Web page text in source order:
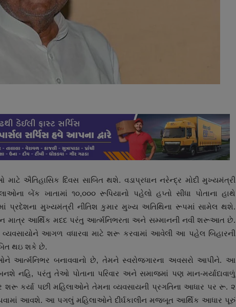
માટે ઐતિહાસિક દિવસ સાબિત થશે. વડાપ્રધાન નરેન્દ્ર મોદી મુખ્યમંત્રી
બેંક ખાતામાં ૧૦,૦૦૦ રૂપિયાનો પહેલો હપ્તો સીધા પોતાના હાથે
પ્રદેશના મુખ્યમંત્રી નીતિશ કુમાર મુખ્ય અતિથિના રૂપમાં સામેલ થશે.
આર્થિક મદદ પરંતુ આર્ત્મનિભરતા અને સમ્માનની નવી શરૂઆત છે.
વ્યવસાયોને આગળ વધારવા માટે શરૂ કરવામાં આવેલી આ પહેલ બિહારની
થઇ શકે છે.
આર્ત્મનિભર બનાવવાનો છે, તેમને સ્વરોજગારના અવસરો આપીને. આ
નહિ, પરંતુ તેઓ પોતાના પરિવાર અને સમાજમાં પણ માન-મર્યાદાવાળું
કર્યા પછી મહિલાઓને તેમના વ્યવસાયની પ્રગતિના આધાર પર રૂ. ૨
આવશે. આ પગલું મહિલાઓને દીર્ઘકાલીન મજબૂત આર્થિક આધાર પૂરું